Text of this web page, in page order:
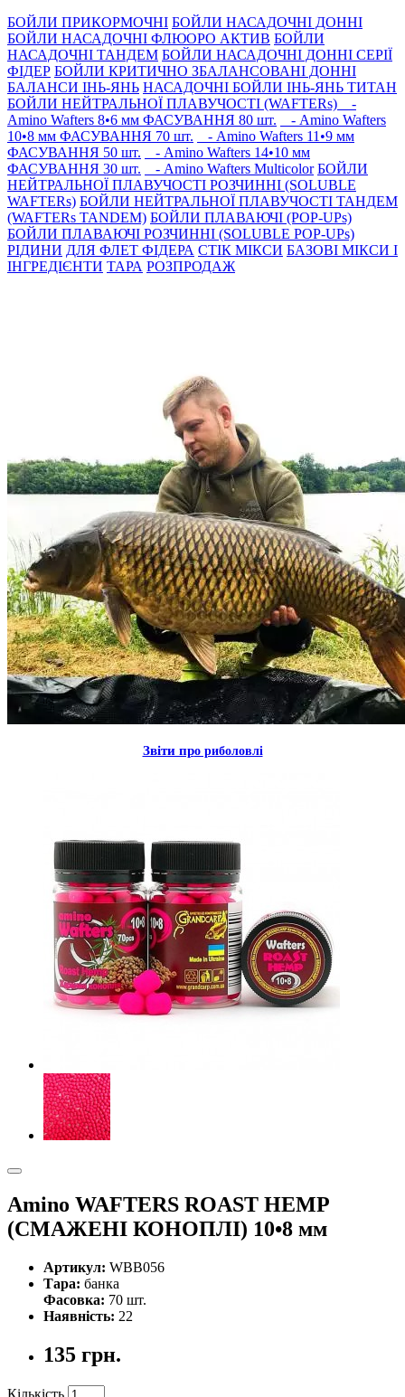
БОЙЛИ ПРИКОРМОЧНI БОЙЛИ НАСАДОЧНI ДОННI
БОЙЛИ НАСАДОЧНІ ФЛЮОРО АКТИВ БОЙЛИ
НАСАДОЧНІ ТАНДЕМ БОЙЛИ НАСАДОЧНI ДОННI СЕРIÏ
ФIДЕР БОЙЛИ КРИТИЧНО ЗБАЛАНСОВАНІ ДОННІ
БАЛАНСИ ІНЬ-ЯНЬ НАСАДОЧНІ БОЙЛИ ІНЬ-ЯНЬ ТИТАН
БОЙЛИ НЕЙТРАЛЬНОÏ ПЛАВУЧОСТI (WAFTERs)
-
Amino Wafters 8•6 мм ФАСУВАННЯ 80 шт.
- Amino Wafters
10•8 мм ФАСУВАННЯ 70 шт.
- Amino Wafters 11•9 мм
ФАСУВАННЯ 50 шт.
- Amino Wafters 14•10 мм
ФАСУВАННЯ 30 шт.
- Amino Wafters Multicolor БОЙЛИ
НЕЙТРАЛЬНОЇ ПЛАВУЧОСТІ РОЗЧИННІ (SOLUBLE
WAFTERs) БОЙЛИ НЕЙТРАЛЬНОЇ ПЛАВУЧОСТІ ТАНДЕМ
(WAFTERs TANDEM) БОЙЛИ ПЛАВАЮЧІ (POP-UPs)
БОЙЛИ ПЛАВАЮЧI РОЗЧИННI (SOLUBLE POP-UPs)
РIДИНИ ДЛЯ ФЛЕТ ФІДЕРА СТIК МIКСИ БАЗОВІ МІКСИ І
ІНГРЕДІЄНТИ ТАРА РОЗПРОДАЖ
Звiти про риболовлi
Amino WAFTERS ROAST HEMP
(СМАЖЕНІ КОНОПЛІ) 10•8 мм
Артикул: WBB056
Тара: банка
Фасовка: 70 шт.
Наявність: 22
135 грн.
Кількість